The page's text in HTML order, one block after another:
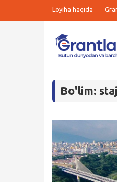
Loyiha haqida
Bo'lim: